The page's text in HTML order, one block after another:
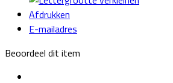
Afdrukken
E-mailadres
Beoordeel dit item